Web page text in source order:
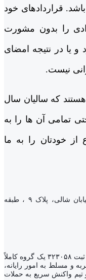
قراردادهای خود
را بدون مشورت
و یا در نتیجه امضای
نیست.
که سالیان سال
تمامی آن ها را به
خودتان را به ما
آیت اله کاشانی، بلوار اباذر، نبش خیابان شالی، پلاک ۹ ، طبقه
گروه حقوقی تخصصی وکیل سایبری به شماره ثبت ۳۲۳۰۵۸ یک گروه کاملاً
و مسلط به امور رایانه،
تیم واکنش سریع به حملات